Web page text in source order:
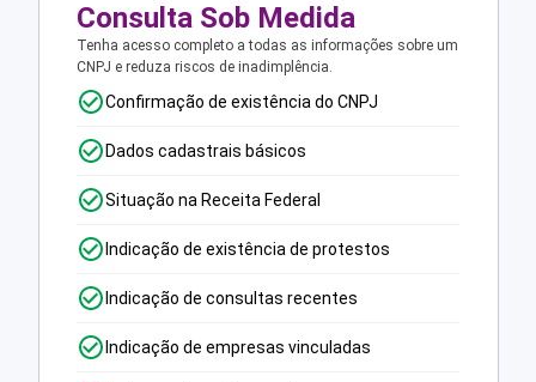
Consulta Sob Medida
Tenha acesso completo a todas as informações sobre um
CNPJ e reduza riscos de inadimplência.
Confirmação de existência do CNPJ
Dados cadastrais básicos
Situação na Receita Federal
Indicação de existência de protestos
Indicação de consultas recentes
Indicação de empresas vinculadas